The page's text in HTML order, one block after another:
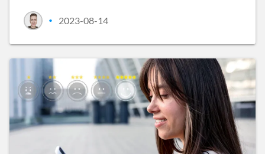
• 2023-08-14